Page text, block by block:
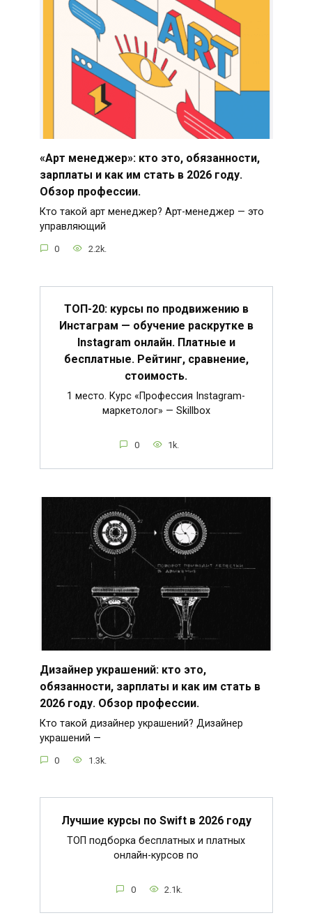
«Арт менеджер»: кто это, обязанности,
зарплаты и как им стать в 2026 году.
Обзор профессии.
Кто такой арт менеджер? Арт-менеджер — это
управляющий
0 2.2k.
ТОП-20: курсы по продвижению в
Инстаграм — обучение раскрутке в
Instagram онлайн. Платные и
бесплатные. Рейтинг, сравнение,
стоимость.
1 место. Курс «Профессия Instagram-
маркетолог» — Skillbox
0 1k.
Дизайнер украшений: кто это,
обязанности, зарплаты и как им стать в
2026 году. Обзор профессии.
Кто такой дизайнер украшений? Дизайнер
украшений —
0 1.3k.
Лучшие курсы по Swift в 2026 году
ТОП подборка бесплатных и платных
онлайн-курсов по
0 2.1k.